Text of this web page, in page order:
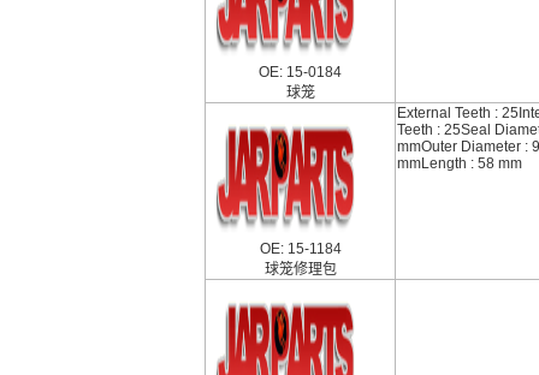
OE: 15-0184
球笼
OE: 15-1184
球笼修理包
External Teeth :
Teeth : 25Seal
mmOuter Diameter :
mmLength : 58 mm